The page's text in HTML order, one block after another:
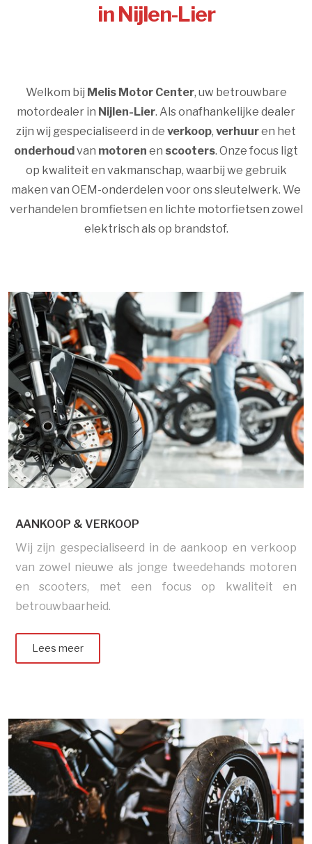
in Nijlen-Lier
Welkom bij Melis Motor Center, uw betrouwbare
motordealer in Nijlen-Lier. Als onafhankelijke dealer
zijn wij gespecialiseerd in de verkoop, verhuuren het
onderhoudvan motoren en scooters. Onze focus ligt
op kwaliteit en vakmanschap, waarbij we gebruik
maken van OEM-onderdelen voor ons sleutelwerk. We
verhandelen bromfietsen en lichte motorfietsen zowel
elektrisch als op brandstof.
AANKOOP & VERKOOP
Wij zijn gespecialiseerd in de aankoop en verkoop
van zowel nieuwe als jonge tweedehands motoren
en scooters, met een focus op kwaliteit en
betrouwbaarheid.
Lees meer